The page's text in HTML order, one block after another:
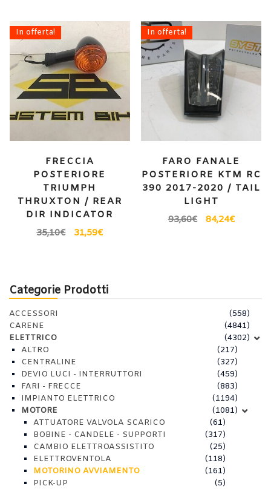
In offerta!
FRECCIA
POSTERIORE
TRIUMPH
THRUXTON / REAR
DIR INDICATOR
35,10€ 31,59€
In offerta!
FARO FANALE
POSTERIORE KTM RC
390 2017-2020 / TAIL
LIGHT
93,60€ 84,24€
Categorie Prodotti
ACCESSORI
(558)
CARENE
(4841)
ELETTRICO
(4302)
ALTRO
(217)
CENTRALINE
(327)
DEVIO LUCI - INTERRUTTORI
(459)
FARI - FRECCE
(883)
IMPIANTO ELETTRICO
(1194)
MOTORE
(1081)
ATTUATORE VALVOLA SCARICO
(61)
BOBINE - CANDELE - SUPPORTI
(317)
CAMBIO ELETTROASSISTITO
(25)
ELETTROVENTOLA
(118)
MOTORINO AVVIAMENTO
(161)
PICK-UP
(5)